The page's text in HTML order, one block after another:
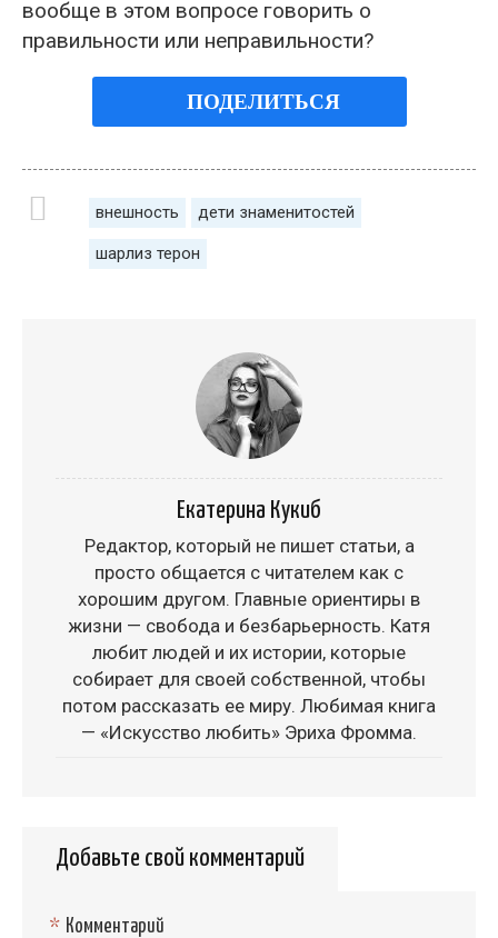
вообще в этом вопросе говорить о
правильности или неправильности?
ПОДЕЛИТЬСЯ
внешность дети знаменитостей
шарлиз терон
Екатерина Кукиб
Редактор, который не пишет статьи, а
просто общается с читателем как с
хорошим другом. Главные ориентиры в
жизни — свобода и безбарьерность. Катя
любит людей и их истории, которые
собирает для своей собственной, чтобы
потом рассказать ее миру. Любимая книга
— «Искусство любить» Эриха Фромма.
Добавьте свой комментарий
Комментарий
*